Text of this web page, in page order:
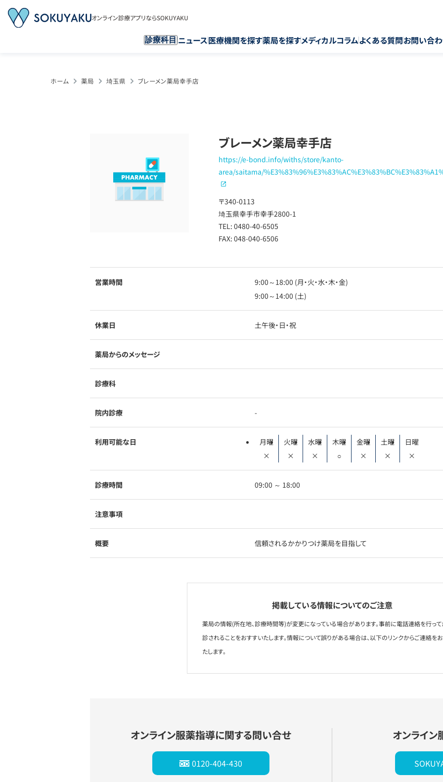
オンライン診療アプリならSOKUYAKU
診療科目 ニュース医療機関を探す薬局を探すメディカルコラムよくある質問お問い合
ホーム 薬局 埼玉県 ブレーメン薬局幸手店
ブレーメン薬局幸手店
https://e-bond.info/withs/store/kanto-
area/saitama/
〒340-0113
埼玉県幸手市幸手2800-1
TEL: 0480-40-6505
FAX: 048-040-6506
営業時間
9:00～18:00 (月・火・水・木・金)
9:00～14:00 (土)
休業日 土午後・日・祝
薬局からのメッセージ
診療科
院内診療 -
利用可能な日
月曜
×
火曜
×
水曜
×
木曜
○
金曜
×
土曜
×
日曜
×
診療時間 09:00 ～ 18:00
注意事項
概要 信頼されるかかりつけ薬局を目指して
掲載している情報についてのご注意
薬局の情報(所在地、診療時間等)が変更になっている場合があります。事前に電話連絡を行っ
診されることをおすすいたします。情報について誤りがある場合は、以下のリンクからご連絡を
たします。
オンライン服薬指導に関する問い合せ
0120-404-430
オンライ